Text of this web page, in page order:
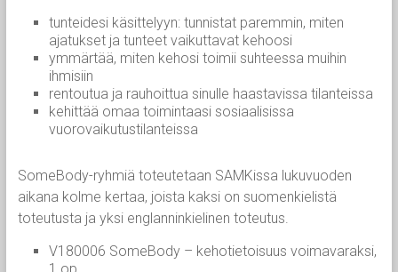
tunteidesi käsittelyyn: tunnistat paremmin, miten
ajatukset ja tunteet vaikuttavat kehoosi
ymmärtää, miten kehosi toimii suhteessa muihin
ihmisiin
rentoutua ja rauhoittua sinulle haastavissa tilanteissa
kehittää omaa toimintaasi sosiaalisissa
vuorovaikutustilanteissa
SomeBody-ryhmiä toteutetaan SAMKissa lukuvuoden
aikana kolme kertaa, joista kaksi on suomenkielistä
toteutusta ja yksi englanninkielinen toteutus.
V180006 SomeBody – kehotietoisuus voimavaraksi,